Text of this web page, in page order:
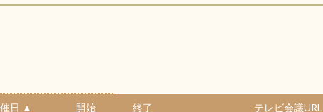
日 ▲ 開始 終了 テレビ会議URL